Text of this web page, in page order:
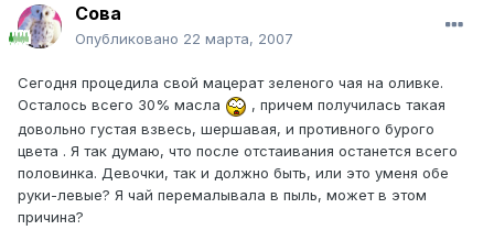
Сова
Опубликовано 22 марта, 2007
Сегодня процедила свой мацерат зеленого чая на оливке.
Осталось всего 30% масла
, причем получилась такая
довольно густая взвесь, шершавая, и противного бурого
цвета . Я так думаю, что после отстаивания останется всего
половинка. Девочки, так и должно быть, или это уменя обе
руки-левые? Я чай перемалывала в пыль, может в этом
причина?